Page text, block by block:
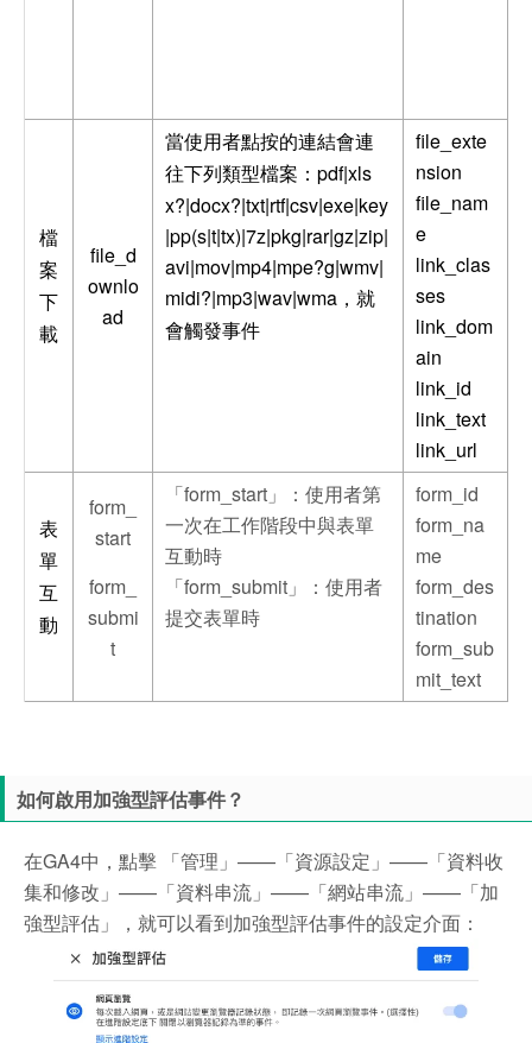
檔
案
下
載
file_d
ownlo
ad
當使用者點按的連結會連
往下列類型檔案： pdf|xls
x?|docx?|txt|rtf|csv|exe|key
|pp(s|t|tx)|7z|pkg|rar|gz|zip|
avi|mov|mp4|mpe?g|wmv|
midi?|mp3|wav|wma ，就
會觸發事件
file_exte
nsion
file_nam
e
link_clas
ses
link_dom
ain
link_id
link_text
link_url
表
單
互
動
form_
start
form_
submi
t
「form_start」：使用者第
一次在工作階段中與表單
互動時
「form_submit」：使用者
提交表單時
form_id
form_na
me
form_des
tination
form_sub
mit_text
如何啟用加強型評估事件？
在GA4中，點擊 「管理」——「資源設定」——「資料收
集和修改」——「資料串流」——「網站串流」——「加
強型評估」，就可以看到加強型評估事件的設定介面：